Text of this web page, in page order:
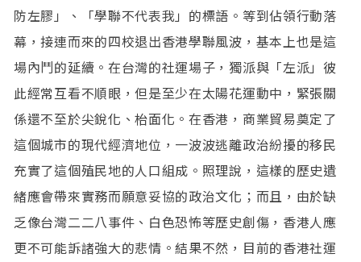
防左膠」、「學聯不代表我」的標語。等到佔領行動落
幕，接連而來的四校退出香港學聯風波，基本上也是這
場內鬥的延續。在台灣的社運場子，獨派與「左派」彼
此經常互看不順眼，但是至少在太陽花運動中，緊張關
係還不至於尖銳化、枱面化。在香港，商業貿易奠定了
這個城市的現代經濟地位，一波波逃離政治紛擾的移民
充實了這個殖民地的人口組成。照理說，這樣的歷史遺
緒應會帶來實務而願意妥協的政治文化；而且，由於缺
乏像台灣二二八事件、白色恐怖等歷史創傷，香港人應
更不可能訴諸強大的悲情。結果不然，目前的香港社運